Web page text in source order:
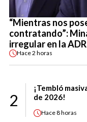
“Mientras nos
contratando”:
irregular en la ADR
Hace2 horas
2
¡Tembló
de 2026!
Hace8 horas